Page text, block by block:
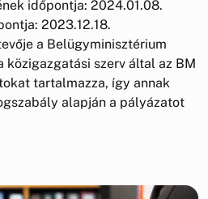
időpontja: 2024.01.08.
2023.12.18.
a Belügyminisztérium
közigazgatási szerv által az BM
tartalmazza, így annak
alapján a pályázatot